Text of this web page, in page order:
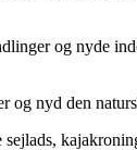
og nyde
og nyd den